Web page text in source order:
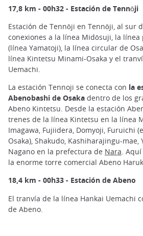
17,8 km - 00h32 - Estación de Tennōji
Estación de Tennōji en Tennōji, al sur
conexiones a la línea Midōsuji, la
(línea Yamatoji), la línea circular de
línea Kintetsu Minami-Osaka y el
Uemachi.
La estación Tennoji se conecta con la
Abenobashi de Osaka dentro de los
Abeno Kintetsu. Desde la estación
trenes de la línea Kintetsu en la línea
Imagawa, Fujiidera, Domyoji, Furuichi
Osaka), Shakudo, Kashiharajingu-mae,
Nagano en la prefectura de Nara.
la enorme torre comercial Abeno
18,4 km - 00h33 - Estación de Abeno
El tranvía de la línea Hankai Uemachi
de Abeno.